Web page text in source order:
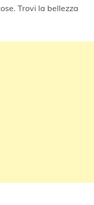
Trovi la bellezza